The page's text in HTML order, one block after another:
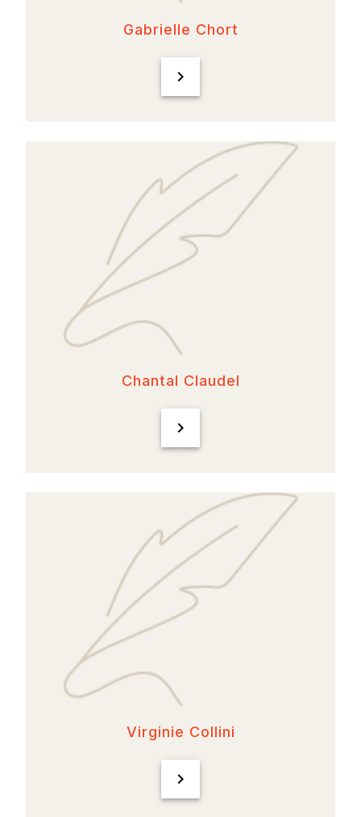
Gabrielle Chort
chevron_right
Chantal Claudel
chevron_right
Virginie Collini
chevron_right